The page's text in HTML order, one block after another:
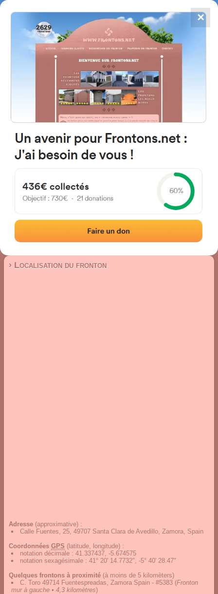
FRONTONS.NET
RECHERCHER UN FRONTON
PROPOSER UN FRONTON
4867
frontons
49707 Santa Clara de Avedillo,
Calle Fuentes 25
Fronton mur à gauche
Localisation|Photos|Commentaires et avis
› Localisation du fronton
Adresse (approximative) :
Calle Fuentes, 25, 49707 Santa Clara de Avedillo, Zamora, Spain
Coordonnées GPS (latitude, longitude) :
notation décimale : 41.337437, -5.674575
notation sexagésimale : 41° 20' 14.7732", -5° 40' 28.47"
Quelques frontons à proximité (à moins de 5 kilomèters)
C. Toro 49714 Fuentespreadas, Zamora Spain - #5383 (Fronton
mur à gauche • 4,3 kilomètres)
✕